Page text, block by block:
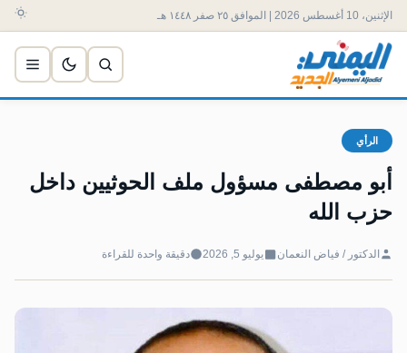
الإثنين، 10 أغسطس 2026 | الموافق ٢٥ صفر ١٤٤٨ هـ
الرأي
أبو مصطفى مسؤول ملف الحوثيين داخل
حزب الله
الدكتور / فياض النعمان يوليو 5, 2026 دقيقة واحدة للقراءة